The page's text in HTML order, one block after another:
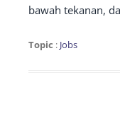
bawah tekanan,
Topic : Jobs